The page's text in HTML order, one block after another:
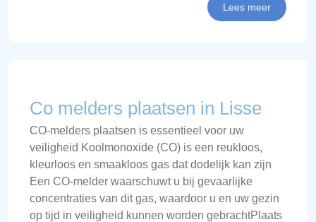
Lees meer
Co melders plaatsen in Lisse
CO-melders plaatsen is essentieel voor uw
veiligheid Koolmonoxide (CO) is een reukloos,
kleurloos en smaakloos gas dat dodelijk kan zijn
Een CO-melder waarschuwt u bij gevaarlijke
concentraties van dit gas, waardoor u en uw gezin
op tijd in veiligheid kunnen worden gebrachtPlaats